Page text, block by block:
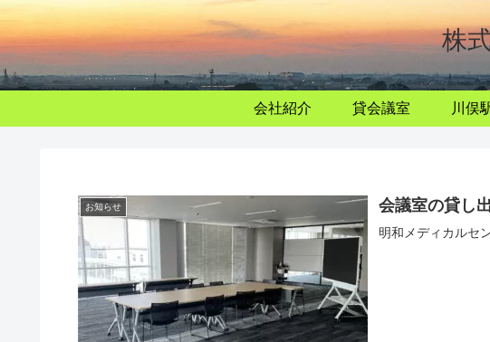
株
会社紹介 貸会議室 川俣
お知らせ 会議室の貸し
明和メディカルセ